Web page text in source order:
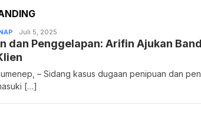
Admin
Juli 5, 2025
dan Penggelapan: Arifin Ajukan
– Sidang kasus dugaan penipuan dan
[…]